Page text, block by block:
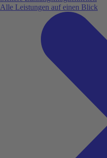
Alle Leistungen auf einen Blick